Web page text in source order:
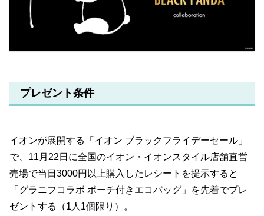
プレゼント条件
イオンが展開する「イオン ブラックフライデーセール」
で、11月22日に全国のイオン・イオンスタイル店舗直営
売場で当日3000円以上購入したレシートを提示すると
「グラニフコラボ ポーチ付きエコバッグ」を先着でプレ
ゼントする（1人1個限り）。